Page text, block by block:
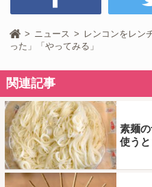
ニュース
レンコンをレ
った」「やってみる」
関連記事
素麺
使う